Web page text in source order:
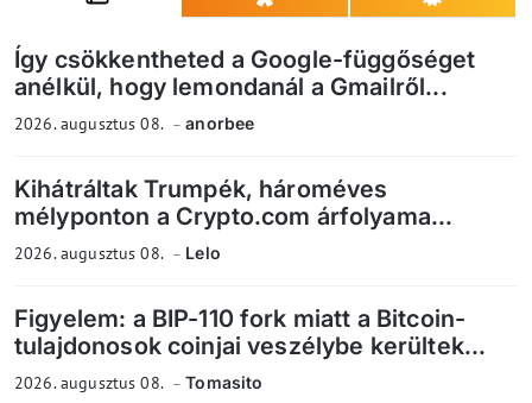
Így csökkentheted a Google-függőséget
anélkül, hogy lemondanál a Gmailről...
2026. augusztus 08. anorbee
Kihátráltak Trumpék, hároméves
mélyponton a Crypto.com árfolyama...
2026. augusztus 08. Lelo
Figyelem: a BIP-110 fork miatt a Bitcoin-
tulajdonosok coinjai veszélybe kerültek...
2026. augusztus 08. Tomasito